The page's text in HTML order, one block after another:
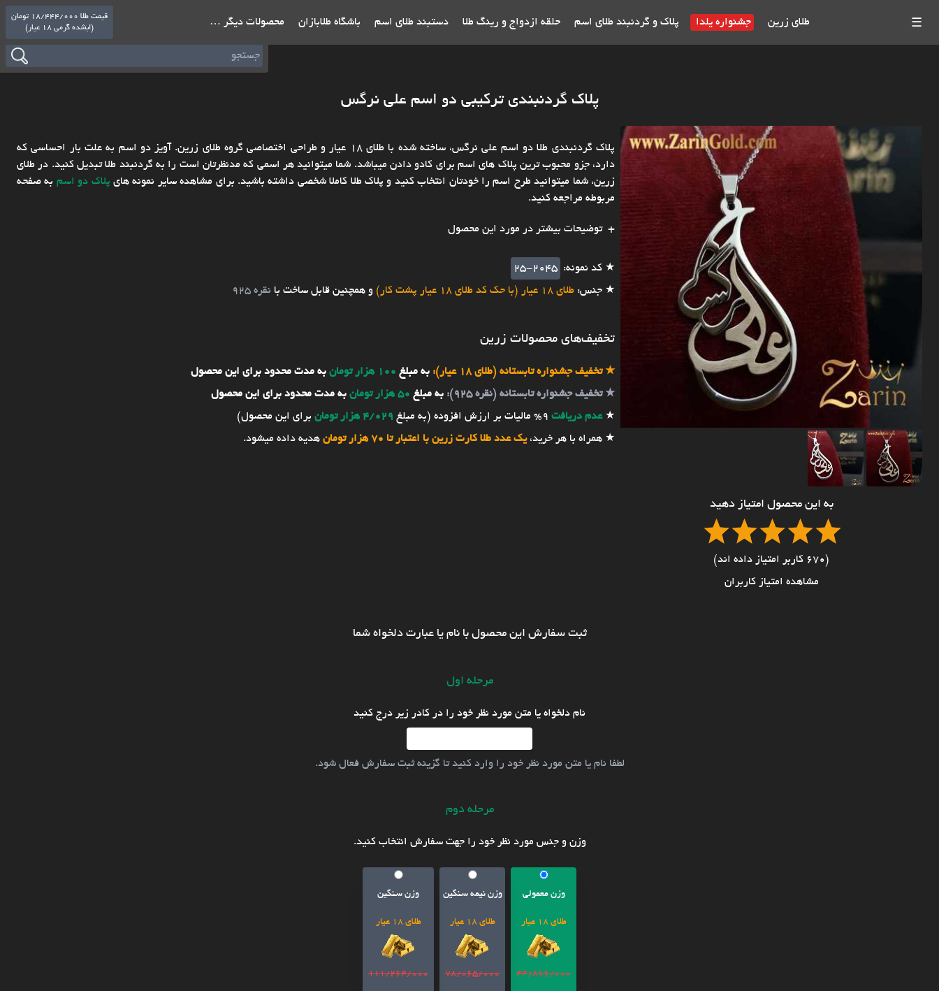
☰ طلای زرین جشنواره یلدا پلاک و گردنبند طلای اسم حلقه ازدواج و رینگ طلا دستبند طلای اسم باشگاه طلابازان محصولات دیگر …
قیمت طلا 18/444/000 تومان
(ابشده گرمی 18 عیار)
پلاک گردنبندی ترکیبی دو اسم علی نرگس
به این محصول امتیاز دهید
(670 کاربر امتیاز داده اند)
مشاهده امتیاز کاربران
پلاک گردنبندی طلا دو اسم علی نرگس، ساخته شده با طلای 18 عیار و طراحی اختصاصی گروه طلای زرین. آویز دو اسم به علت بار احساسی که
دارد، جزو محبوب ترین پلاک های اسم برای کادو دادن میباشد. شما میتوانید هر اسمی که مدنظرتان است را به گردنبند طلا تبدیل کنید. در طلای
زرین، شما میتوانید طرح اسم را خودتان انتخاب کنید و پلاک طلا کاملا شخصی داشته باشید. برای مشاهده سایر نمونه های پلاک دو اسم به صفحه
مربوطه مراجعه کنید.
توضیحات بیشتر در مورد این محصول
★ کد نمونه: 25-2045
★ جنس: طلای 18 عیار (با حک کد طلای 18 عیار پشت کار) و همچنین قابل ساخت با نقره 925
تخفیف‌های محصولات زرین
★تخفیف جشنواره تابستانه (طلای 18 عیار): به مبلغ 100 هزار تومان
به مدت محدود برای این محصول
★تخفیف جشنواره تابستانه (نقره 925): به مبلغ 50 هزار تومان
به مدت محدود برای این محصول
★عدم دریافت 9% مالیات بر ارزش افزوده (به مبلغ 4/029 هزار تومان
برای این محصول)
★ همراه با هر خرید،یک عدد طلا کارت زرین با اعتبار تا 70 هزار تومان هدیه داده میشود.
ثبت سفارش این محصول با نام یا عبارت دلخواه شما
مرحله اول
نام دلخواه یا متن مورد نظر خود را در کادر زیر درج کنید
لطفا نام یا متن مورد نظر خود را وارد کنید تا گزینه ثبت سفارش فعال شود.
مرحله دوم
وزن و جنس مورد نظر خود را جهت سفارش انتخاب کنید.
وزن معمولی
طلای 18 عیار
44/866/000
وزن نیمه سنگین
طلای 18 عیار
78/065/000
وزن سنگین
طلای 18 عیار
111/264/000